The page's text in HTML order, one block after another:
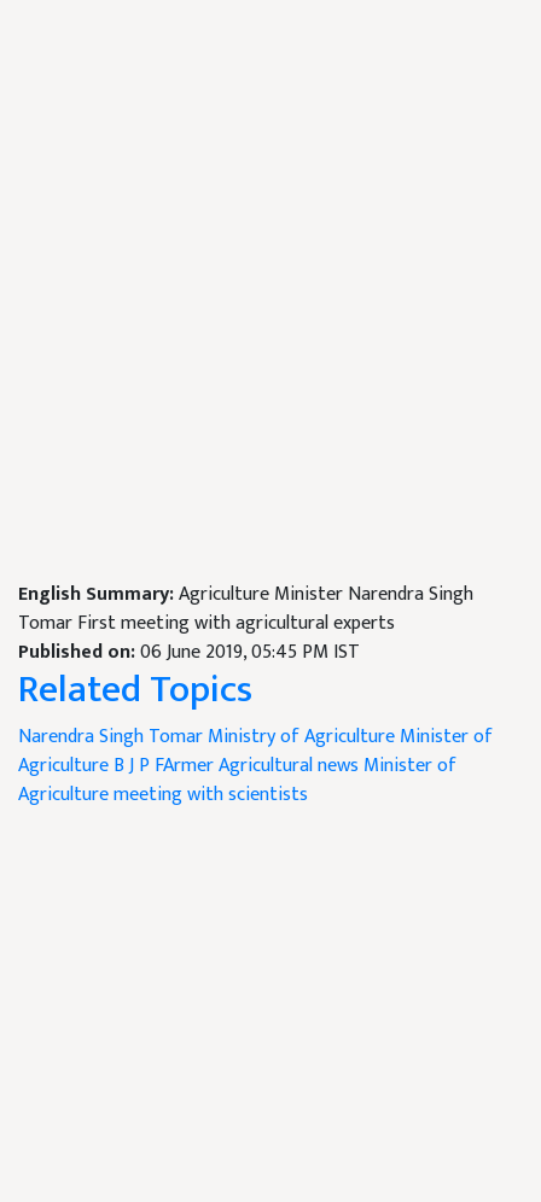
English Summary:Agriculture Minister Narendra Singh
Tomar First meeting with agricultural experts
Published on:06 June 2019, 05:45 PM IST
Related Topics
Narendra Singh TomarMinistry of AgricultureMinister of
AgricultureB J PFArmerAgricultural news Minister of
Agriculturemeeting with scientists